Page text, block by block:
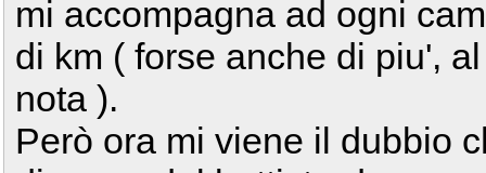
mi accompagna ad ogni
di km ( forse anche di piu',
nota ).
Però ora mi viene il dubbio